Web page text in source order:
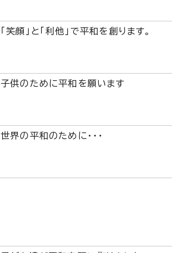
「笑顔」と「利他」で平和を創ります。
子供のために平和を願います
世界の平和のために・・・